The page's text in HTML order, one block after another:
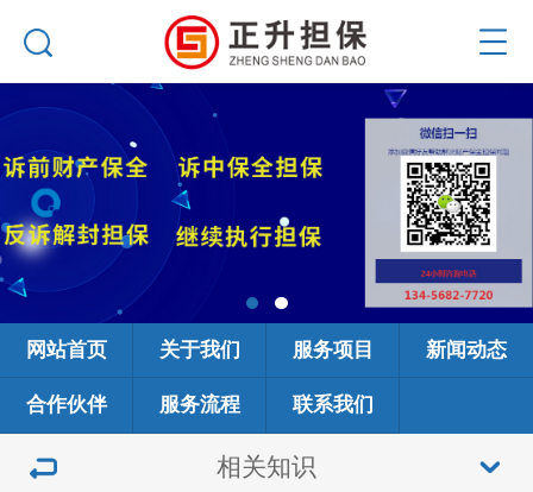
网站首页 关于我们 服务项目 新闻动态
合作伙伴 服务流程 联系我们
相关知识